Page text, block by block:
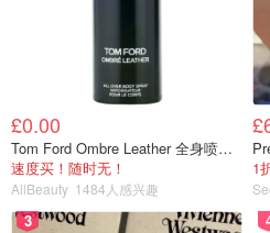
£0.00
Tom Ford Ombre Leather 全身喷雾 150ml
速度买！随时无！
AllBeauty 1484人感兴趣
1
3